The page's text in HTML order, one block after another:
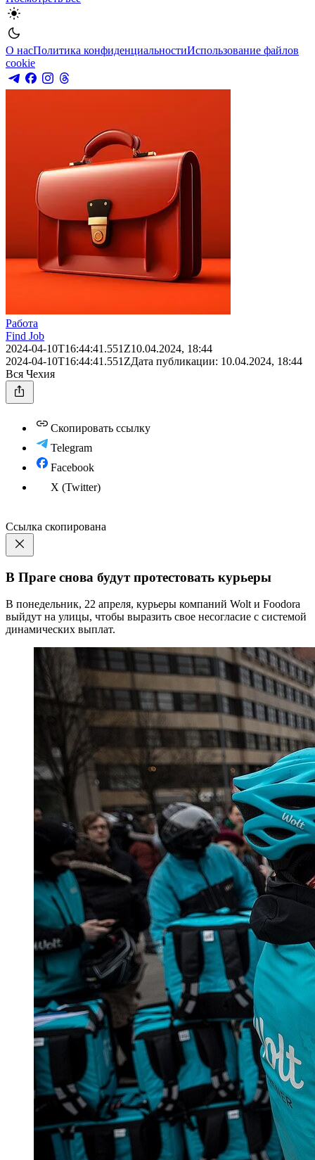
О насПолитика конфиденциальностиИспользование файлов
cookie
Работа
Find Job
2024-04-10T16:44:41.551Z10.04.2024, 18:44
2024-04-10T16:44:41.551ZДата публикации: 10.04.2024, 18:44
Вся Чехия
Скопировать ссылку
Telegram
Facebook
X (Twitter)
Ссылка скопирована
В Праге снова будут протестовать курьеры
В понедельник, 22 апреля, курьеры компаний Wolt и Foodora
выйдут на улицы, чтобы выразить свое несогласие с системой
динамических выплат.